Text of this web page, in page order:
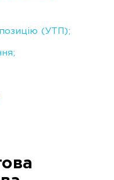
(УТП);